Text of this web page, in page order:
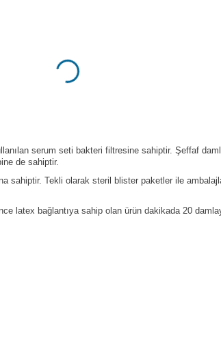
serum seti bakteri filtresine sahiptir. Şeffaf
de sahiptir.
Tekli olarak steril blister paketler ile
latex bağlantıya sahip olan ürün dakikada 20